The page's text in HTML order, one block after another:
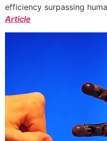
efficiency surpassing
Article